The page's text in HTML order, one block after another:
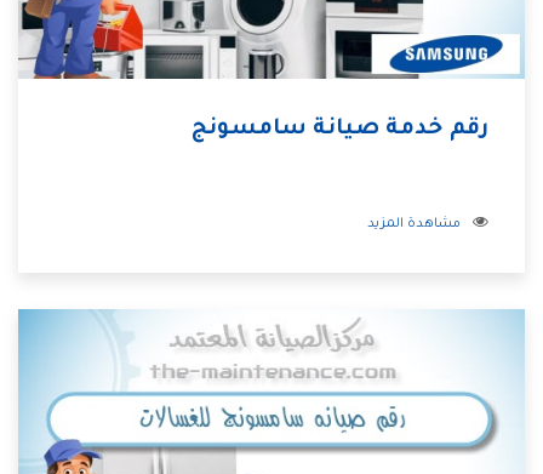
رقم خدمة صيانة سامسونج
مشاهدة المزيد